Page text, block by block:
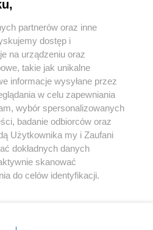
Instagram Youtube
partnerów oraz inne
dostęp i
na urządzeniu oraz
takie jak unikalne
informacje wysyłane przez
w celu zapewniania
wybór spersonalizowanych
badanie odbiorców oraz
Użytkownika my i Zaufani
dokładnych danych
skanować
do celów identyfikacji.